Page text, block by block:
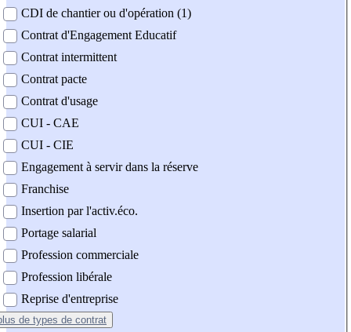
CDI de chantier ou d'opération (1)
Contrat d'Engagement Educatif
Contrat intermittent
Contrat pacte
Contrat d'usage
CUI - CAE
CUI - CIE
Engagement à servir dans la réserve
Franchise
Insertion par l'activ.éco.
Portage salarial
Profession commerciale
Profession libérale
Reprise d'entreprise
de types de contrat